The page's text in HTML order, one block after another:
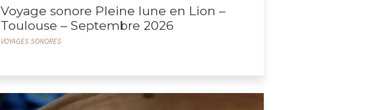
Voyage sonore Pleine lune en Lion –
Toulouse – Septembre 2026
VOYAGES SONORES